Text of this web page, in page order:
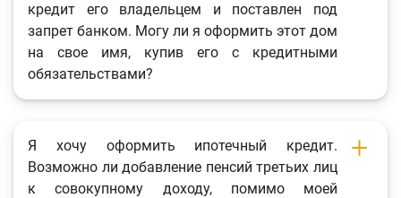
кредит его владельцем и поставлен под
запрет банком. Могу ли я оформить этот дом
на свое имя, купив его с кредитными
обязательствами?
Я хочу оформить ипотечный кредит.
Возможно ли добавление пенсий третьих лиц
к совокупному доходу, помимо моей